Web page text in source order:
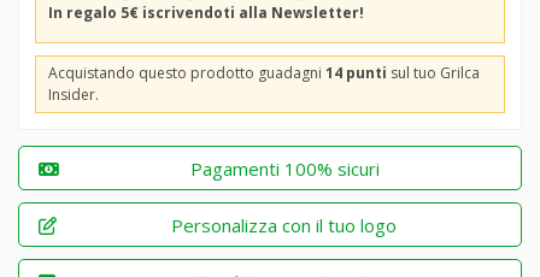
In regalo 5€ iscrivendoti alla Newsletter!
Acquistando questo prodotto guadagni 14 punti sul tuo Grilca
Insider.
Pagamenti 100% sicuri
Personalizza con il tuo logo